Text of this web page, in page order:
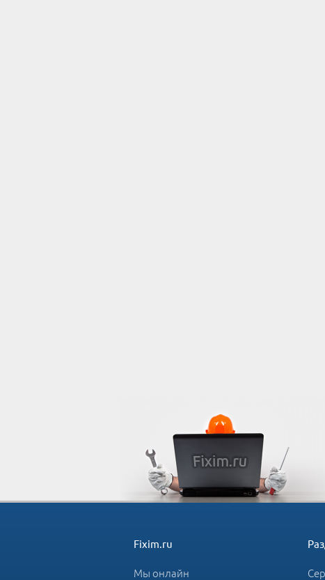
Fixim.ru
Мы онлайн